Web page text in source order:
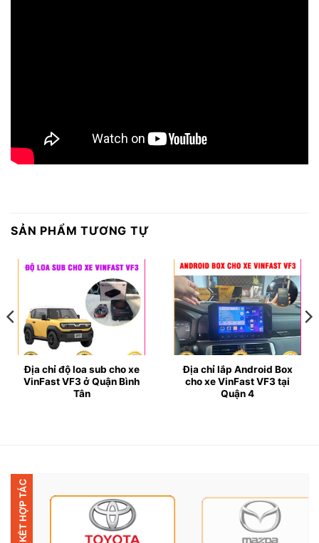
SẢN PHẨM TƯƠNG TỰ
Địa chỉ độ loa sub cho xe
VinFast VF3 ở Quận Bình
Tân
Địa chỉ lắp Android Box
cho xe VinFast VF3 tại
Quận 4